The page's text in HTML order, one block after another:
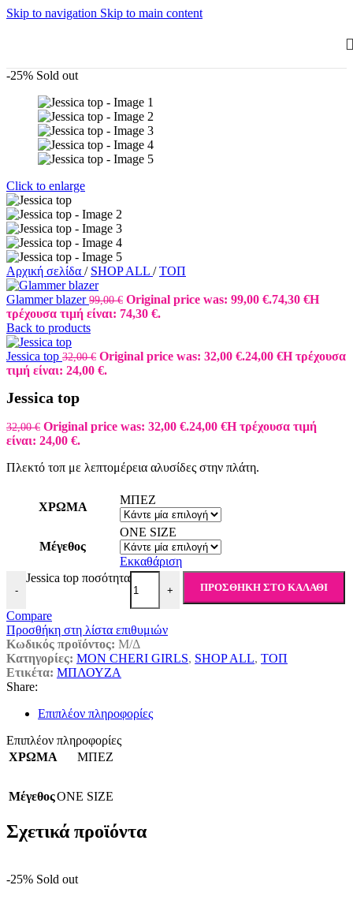
Skip to navigation Skip to main content
-25% Sold out
Click to enlarge
Αρχική σελίδα / SHOP ALL / ΤΟΠ
Glammer blazer99,00€ Original price was: 99,00 €.74,30 €Η
τρέχουσα τιμή είναι: 74,30 €.
Back to products
Jessica top 32,00€ Original price was: 32,00 €.24,00 €Η τρέχουσα
τιμή είναι: 24,00 €.
Jessica top
32,00€ Original price was: 32,00 €.24,00 €Η τρέχουσα τιμή
είναι: 24,00 €.
Πλεκτό τοπ με λεπτομέρεια αλυσίδες στην πλάτη.
ΧΡΩΜΑ
ΜΠΕΖ
Μέγεθος
ONE SIZE
Εκκαθάριση
-
Jessica top ποσότητα
+ ΠΡΟΣΘΉΚΗ ΣΤΟ ΚΑΛΆΘΙ
Compare
Προσθήκη στη λίστα επιθυμιών
Κωδικός προϊόντος: Μ/Δ
Κατηγορίες: MON CHERI GIRLS, SHOP ALL, ΤΟΠ
Ετικέτα: ΜΠΛΟΥΖΑ
Share:
Επιπλέον πληροφορίες
Επιπλέον πληροφορίες
ΧΡΩΜΑ
ΜΠΕΖ
ΜέγεθοςONE SIZE
Σχετικά προϊόντα
-25% Sold out